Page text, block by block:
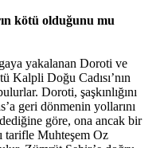
kötü olduğunu mu
yakalanan Doroti ve
Kalpli Doğu Cadısı’nın
Doroti, şaşkınlığını
geri dönmenin yollarını
göre, ona ancak bir
tarifle Muhteşem Oz